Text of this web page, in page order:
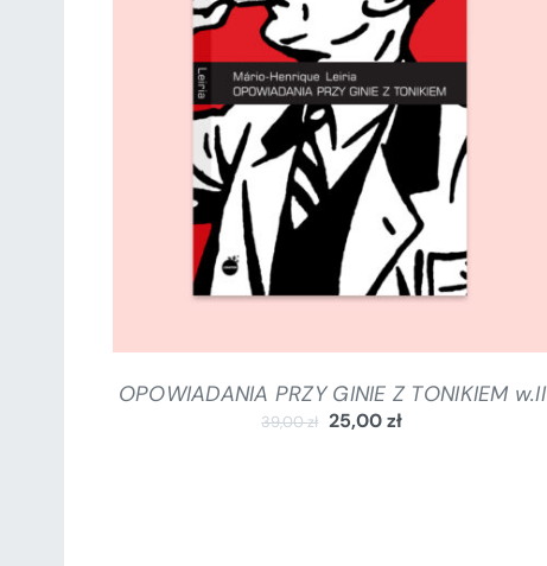
DODAJ DO KOSZYKA / SZCZEGÓŁY
OPOWIADANIA PRZY GINIE Z TONIKIEM w.II
39,00zł 25,00zł